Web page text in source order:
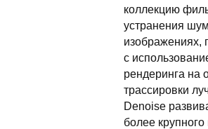
коллекцию
устранения
изображениях,
с
рендеринга на
трассировки
Denoise
более